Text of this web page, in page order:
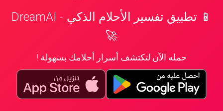
📱 تطبيق تفسير الأحلام الذكي - DreamAI
🚀
حمله الآن لتكتشف أسرار أحلامك بسهولة !